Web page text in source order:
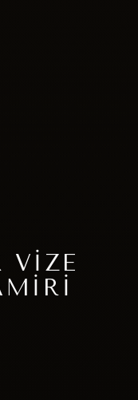
VIZE